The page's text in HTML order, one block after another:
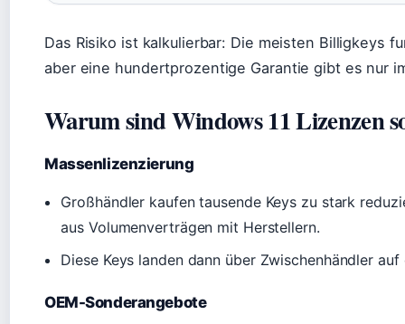
Das Risiko ist kalkulierbar: Die meisten Billigkeys
aber eine hundertprozentige Garantie gibt es nur
Warum sind Windows 11 Lizenzen
Massenlizenzierung
Großhändler kaufen tausende Keys zu stark
aus Volumenverträgen mit Herstellern.
Diese Keys landen dann über Zwischenhändler
OEM-Sonderangebote